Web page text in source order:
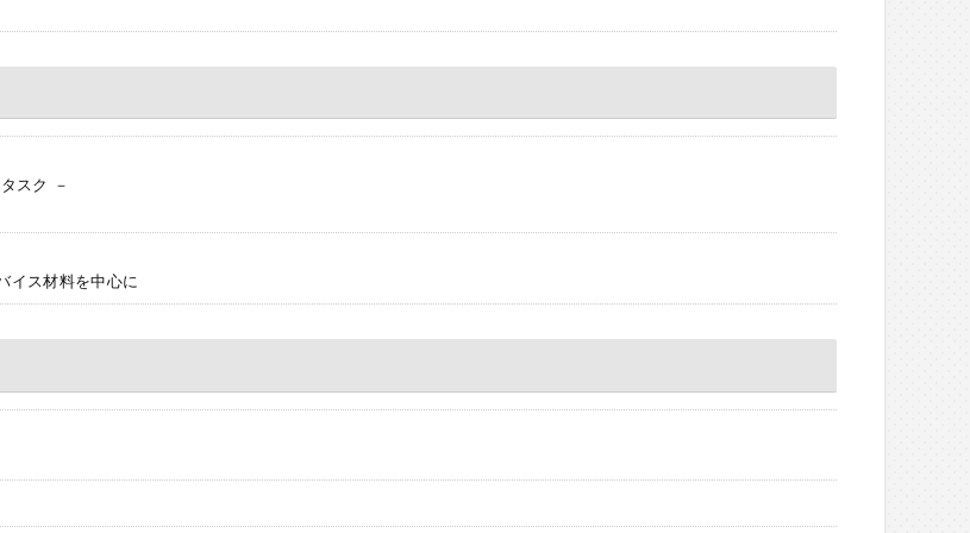
スク －
イス材料を中心に